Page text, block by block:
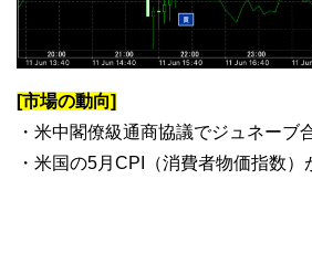
[市場の動向]
・米中閣僚級通商協議でジュネーブ
・米国の5月CPI（消費者物価指数）